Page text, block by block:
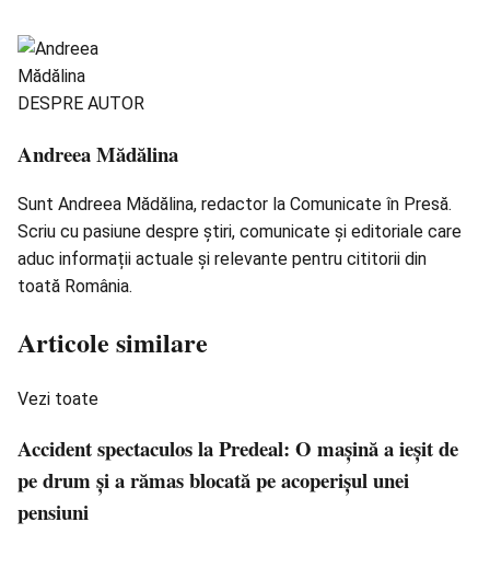
DESPRE AUTOR
Andreea Mădălina
Sunt Andreea Mădălina, redactor la Comunicate în Presă.
Scriu cu pasiune despre știri, comunicate și editoriale care
aduc informații actuale și relevante pentru cititorii din
toată România.
Articole similare
Vezi toate
Accident spectaculos la Predeal: O mașină a ieșit de
pe drum și a rămas blocată pe acoperișul unei
pensiuni